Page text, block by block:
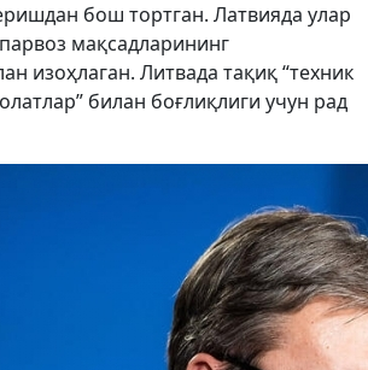
бош тортган. Латвияда улар
мақсадларининг
изоҳлаган. Литвада тақиқ “техник
билан боғлиқлиги учун рад